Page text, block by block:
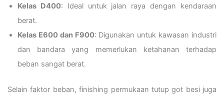
Kelas D400: Ideal untuk jalan raya dengan kendaraan
berat.
Kelas E600 dan F900: Digunakan untuk kawasan industri
dan bandara yang memerlukan ketahanan terhadap
beban sangat berat.
Selain faktor beban, finishing permukaan tutup got besi juga